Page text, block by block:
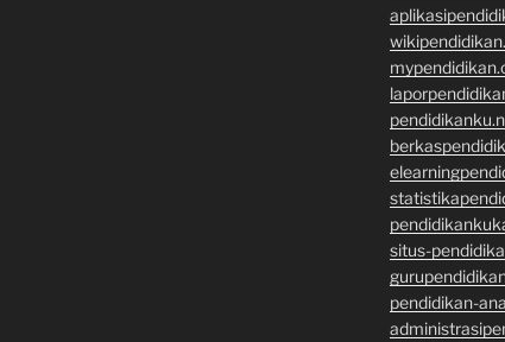
situs-
pendidikan-